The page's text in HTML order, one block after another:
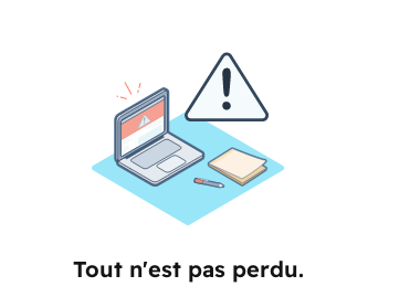
Tout n'est pas perdu.